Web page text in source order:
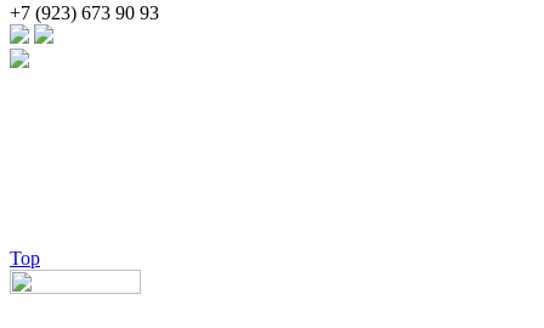
+7 (923) 673 90 93
Top